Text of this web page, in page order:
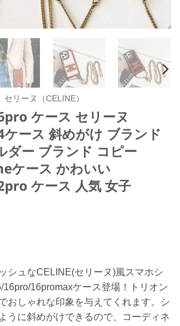
セリーヌ（CELINE）
ケース セリーヌ
ース 斜めがけ ブランド
ダー ブランド コピー
ケース かわいい
ケース 人気 女子
シュなCELINE(セリーヌ)風スマホシ
16pro/16promaxケース登場！トリオン
おしゃれな印象を与えてくれます。シ
うに斜めがけできるので、コーディネ